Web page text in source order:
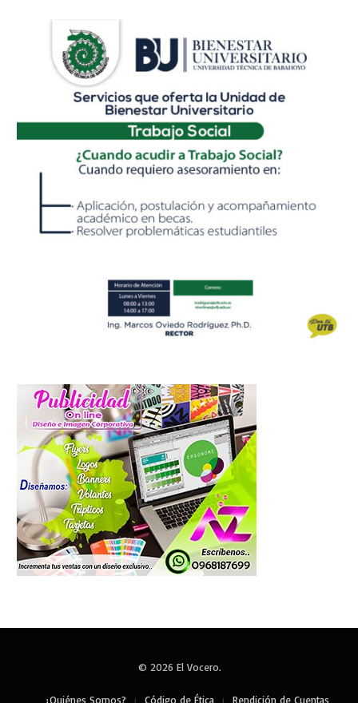
© 2026 El Vocero.
¿Quiénes Somos? Código de Ética Rendición de Cuentas